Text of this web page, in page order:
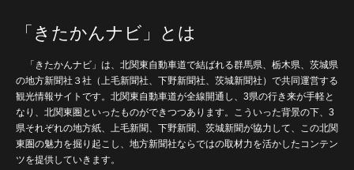
「きたかんナビ」とは
「きたかんナビ」は、北関東自動車道で結ばれる群馬県、栃木県、茨城県
の地方新聞社３社（上毛新聞社、下野新聞社、茨城新聞社）で共同運営する
観光情報サイトです。北関東自動車道が全線開通し、3県の行き来が手軽と
なり、北関東圏といったものができつつあります。こういった背景の下、3
県それぞれの地方紙、上毛新聞、下野新聞、茨城新聞が協力して、この北関
東圏の魅力を掘り起こし、地方新聞社ならではの取材力を活かしたコンテン
ツを提供していきます。